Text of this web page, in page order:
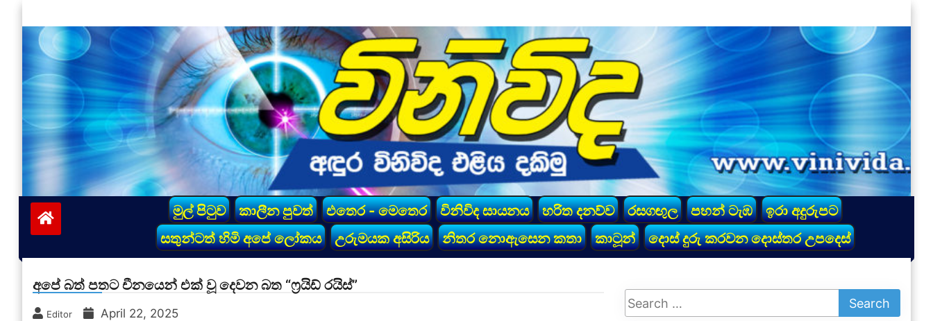
to
content
vinivida.lk
මුල් පිටුව කාලීන පුවත් එතෙර - මෙතෙර විනිවිද සායනය හරිත දනව්ව රසගඟුල පහන් ටැඹ
ඉරා අදුරුපට
සතුන්ටත් හිමි අපේ ලෝකය
උරුමයක අසිරිය නිතර නොඇසෙන කතා කාටූන් දොස් දුරු කරවන දොස්තර උපදෙස්
අපේ බත් පතට චීනයෙන් එක් වූ දෙවන බත “ෆ්‍රයිඩ් රයිස්”
Editor April 22, 2025